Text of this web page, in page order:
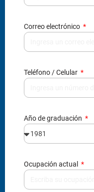
Correo electrónico
Teléfono / Celular
Año de graduación
Ocupación actual